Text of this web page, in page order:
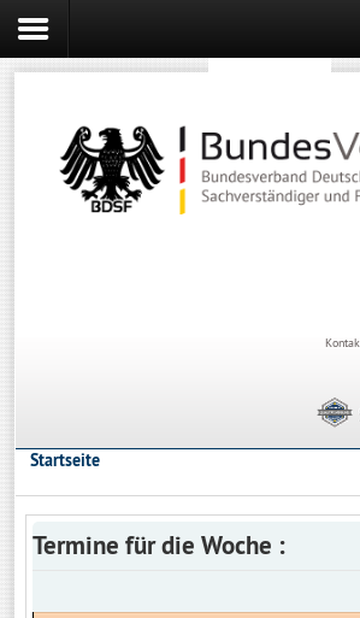
Startseite
Termine für die Woche :